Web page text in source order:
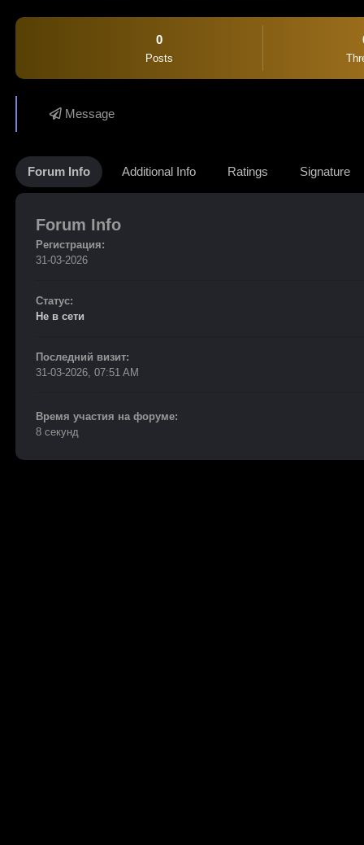
0
Posts
Message
Forum Info Additional Info Ratings Signature
Forum Info
Регистрация:
31-03-2026
Статус:
Не в сети
Последний визит:
31-03-2026, 07:51 AM
Время участия на форуме:
8 секунд